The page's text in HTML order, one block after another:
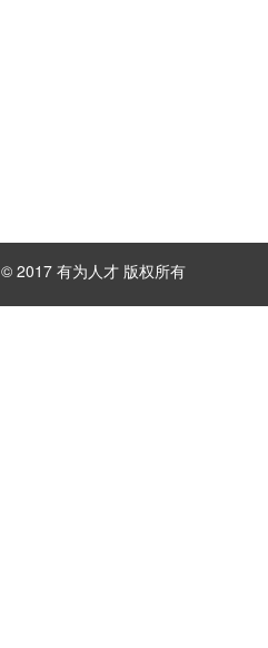
2017 有为人才 版权所有